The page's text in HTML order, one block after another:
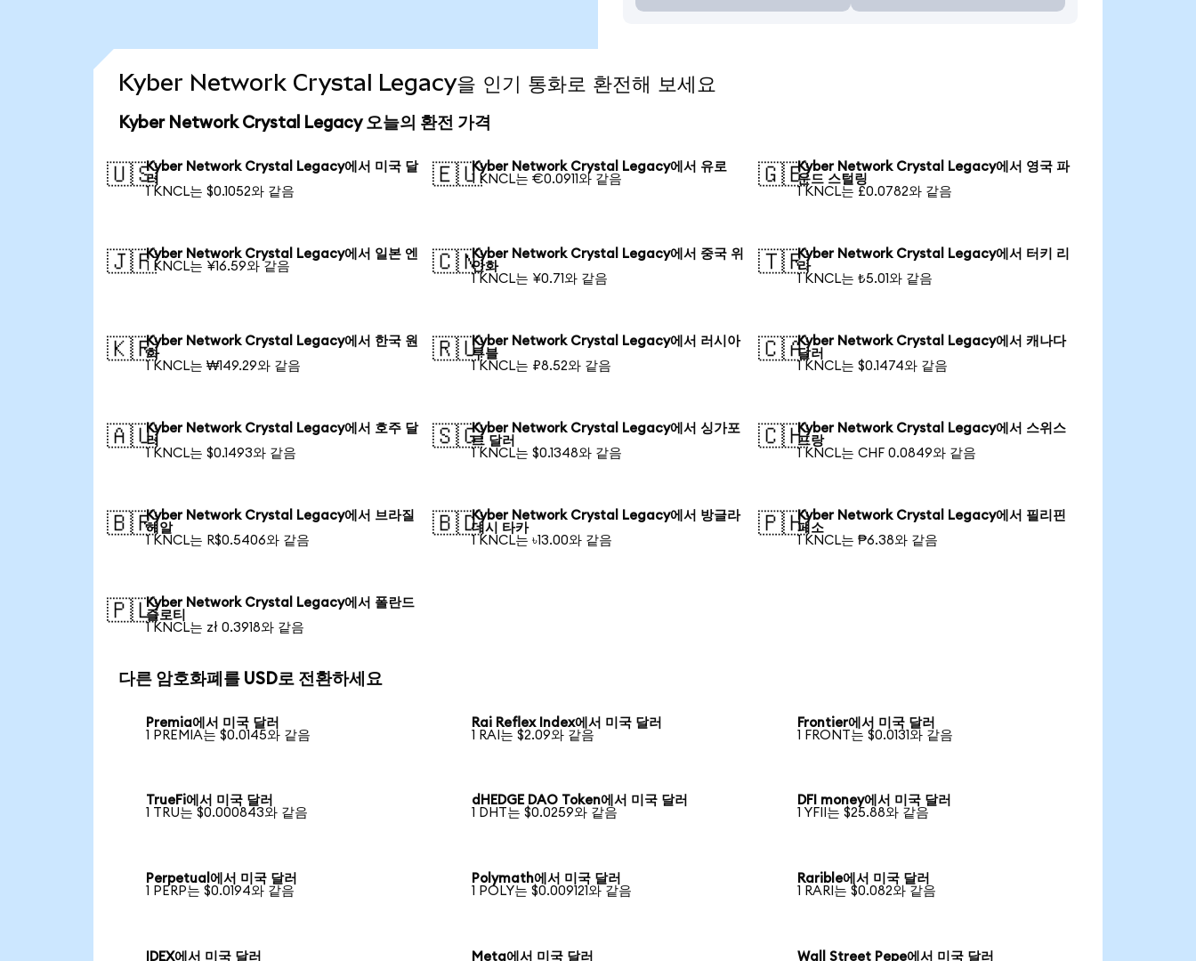
Kyber Network Crystal Legacy을 인기 통화로 환전해 보세요
Kyber Network Crystal Legacy 오늘의 환전 가격
🇺🇸Kyber Network Crystal Legacy에서 미국 달
러
1 KNCL는 $0.1052와 같음
🇪🇺Kyber Network Crystal Legacy에서 유로
1 KNCL는 €0.0911와 같음
🇬🇧Kyber Network Crystal Legacy에서 영국 파
운드 스털링
1 KNCL는 £0.0782와 같음
🇯🇵Kyber Network Crystal Legacy에서 일본 엔
1 KNCL는 ¥16.59와 같음
🇨🇳Kyber Network Crystal Legacy에서 중국 위
안화
1 KNCL는 ¥0.71와 같음
🇹🇷Kyber Network Crystal Legacy에서 터키 리
라
1 KNCL는 ₺5.01와 같음
🇰🇷Kyber Network Crystal Legacy에서 한국 원
화
1 KNCL는 ₩149.29와 같음
🇷🇺Kyber Network Crystal Legacy에서 러시아
루블
1 KNCL는 ₽8.52와 같음
🇨🇦Kyber Network Crystal Legacy에서 캐나다
달러
1 KNCL는 $0.1474와 같음
🇦🇺Kyber Network Crystal Legacy에서 호주 달
러
1 KNCL는 $0.1493와 같음
🇸🇬Kyber Network Crystal Legacy에서 싱가포
르 달러
1 KNCL는 $0.1348와 같음
🇨🇭Kyber Network Crystal Legacy에서 스위스
프랑
1 KNCL는 CHF 0.0849와 같음
🇧🇷Kyber Network Crystal Legacy에서 브라질
헤알
1 KNCL는 R$0.5406와 같음
🇧🇩Kyber Network Crystal Legacy에서 방글라
데시 타카
1 KNCL는 ৳13.00와 같음
🇵🇭Kyber Network Crystal Legacy에서 필리핀
페소
1 KNCL는 ₱6.38와 같음
🇵🇱Kyber Network Crystal Legacy에서 폴란드
즐로티
1 KNCL는 zł 0.3918와 같음
다른 암호화폐를 USD로 전환하세요
Premia에서 미국 달러
1 PREMIA는 $0.0145와 같음
Rai Reflex Index에서 미국 달러
1 RAI는 $2.09와 같음
Frontier에서 미국 달러
1 FRONT는 $0.0131와 같음
TrueFi에서 미국 달러
1 TRU는 $0.000843와 같음
dHEDGE DAO Token에서 미국 달러
1 DHT는 $0.0259와 같음
DFI money에서 미국 달러
1 YFII는 $25.88와 같음
Perpetual에서 미국 달러
1 PERP는 $0.0194와 같음
Polymath에서 미국 달러
1 POLY는 $0.009121와 같음
Rarible에서 미국 달러
1 RARI는 $0.082와 같음
IDEX에서 미국 달러
Meta에서 미국 달러
Wall Street Pepe에서 미국 달러